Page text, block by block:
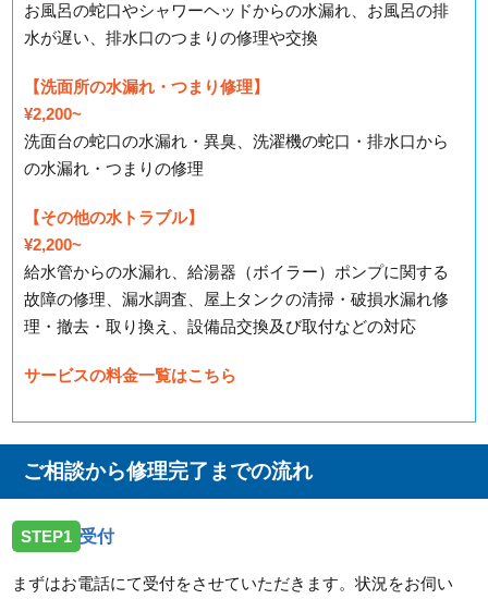
お風呂の蛇口やシャワーヘッドからの水漏れ、お風呂の排
水が遅い、排水口のつまりの修理や交換
【洗面所の水漏れ・つまり修理】
¥2,200~
洗面台の蛇口の水漏れ・異臭、洗濯機の蛇口・排水口から
の水漏れ・つまりの修理
【その他の水トラブル】
¥2,200~
給水管からの水漏れ、給湯器（ボイラー）ポンプに関する
故障の修理、漏水調査、屋上タンクの清掃・破損水漏れ修
理・撤去・取り換え、設備品交換及び取付などの対応
サービスの料金一覧はこちら
ご相談から修理完了までの流れ
STEP1 受付
まずはお電話にて受付をさせていただきます。状況をお伺い